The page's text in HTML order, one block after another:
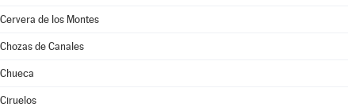
Cervera de los Montes
Chozas de Canales
Chueca
Ciruelos